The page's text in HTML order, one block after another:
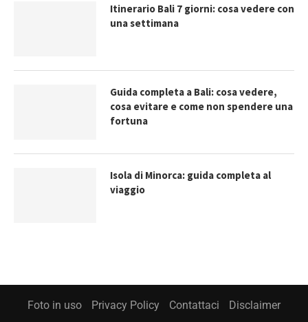
Itinerario Bali 7 giorni: cosa vedere con
una settimana
Guida completa a Bali: cosa vedere,
cosa evitare e come non spendere una
fortuna
Isola di Minorca: guida completa al
viaggio
Foto in uso Privacy Policy Contattaci Disclaimer